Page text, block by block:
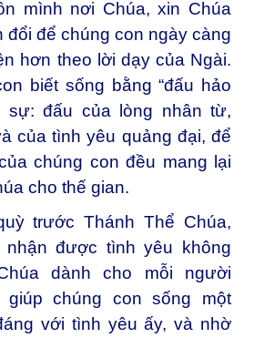
mình nơi Chúa, xin Chúa
đổi để chúng con ngày càng
hơn theo lời dạy của Ngài.
biết sống bằng “đấu hảo
sự: đấu của lòng nhân từ,
của tình yêu quảng đại, để
chúng con đều mang lại
cho thế gian.
trước Thánh Thể Chúa,
nhận được tình yêu không
dành cho mỗi người
giúp chúng con sống một
với tình yêu ấy, và nhờ